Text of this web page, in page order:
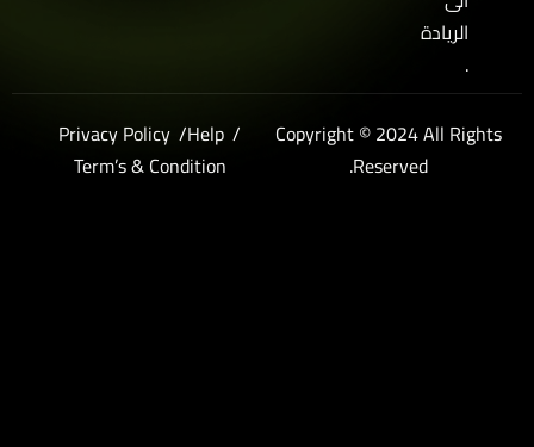
الريادة
Copyright © 2024 All
Reserved.
Help
Privacy Policy
Term’s & Condition